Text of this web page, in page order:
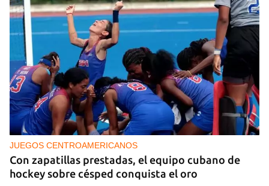
JUEGOS CENTROAMERICANOS
Con zapatillas prestadas, el equipo cubano de
hockey sobre césped conquista el oro